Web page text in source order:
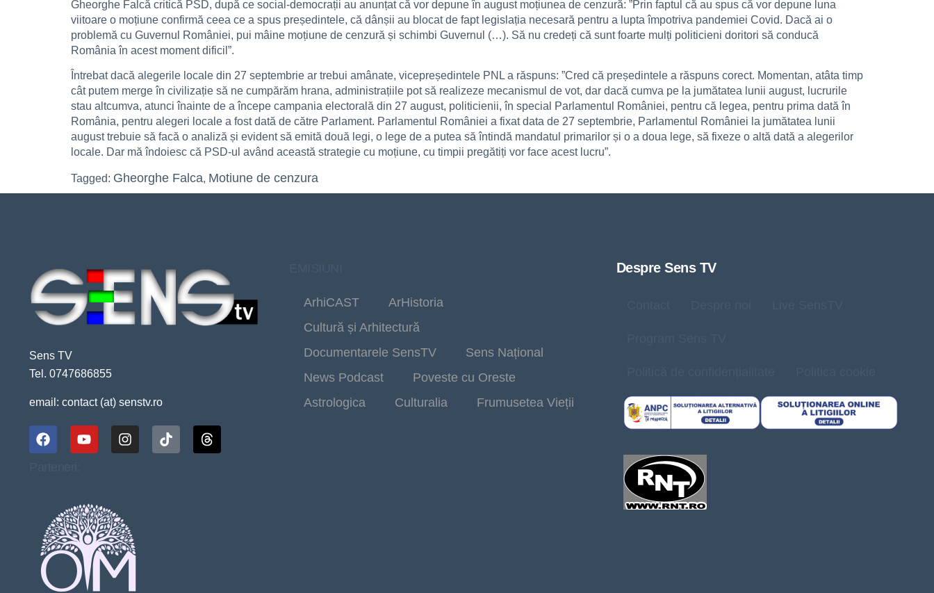
Gheorghe Falcă critică PSD, după ce social-democrații au anunțat că vor depune în august moțiunea de cenzură: ”Prin faptul că au spus că vor depune luna
viitoare o moțiune confirmă ceea ce a spus președintele, că dânșii au blocat de fapt legislația necesară pentru a lupta împotriva pandemiei Covid. Dacă ai o
problemă cu Guvernul României, pui mâine moțiune de cenzură și schimbi Guvernul (…). Să nu credeți că sunt foarte mulți politicieni doritori să conducă
România în acest moment dificil”.
Întrebat dacă alegerile locale din 27 septembrie ar trebui amânate, vicepreședintele PNL a răspuns: ”Cred că președintele a răspuns corect. Momentan, atâta timp
cât putem merge în civilizație să ne cumpărăm hrana, administrațiile pot să realizeze mecanismul de vot, dar dacă cumva pe la jumătatea lunii august, lucrurile
stau altcumva, atunci înainte de a începe campania electorală din 27 august, politicienii, în special Parlamentul României, pentru că legea, pentru prima dată în
România, pentru alegeri locale a fost dată de către Parlament. Parlamentul României a fixat data de 27 septembrie, Parlamentul României la jumătatea lunii
august trebuie să facă o analiză și evident să emită două legi, o lege de a putea să întindă mandatul primarilor și o a doua lege, să fixeze o altă dată a alegerilor
locale. Dar mă îndoiesc că PSD-ul având această strategie cu moțiune, cu timpii pregătiți vor face acest lucru”.
Tagged: Gheorghe Falca, Motiune de cenzura
Sens TV
Tel. 0747686855
email: contact (at) senstv.ro
ArhiCAST
ArHistoria
Cultură și Arhitectură
Documentarele SensTV
Sens Național
News Podcast
Poveste cu Oreste
Astrologica
Culturalia Frumusetea Vieții
Despre Sens TV